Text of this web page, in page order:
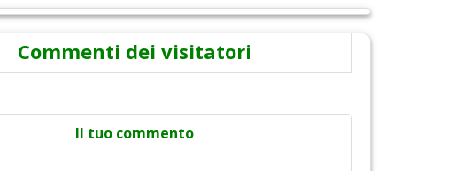
Commenti dei visitatori
Il tuo commento